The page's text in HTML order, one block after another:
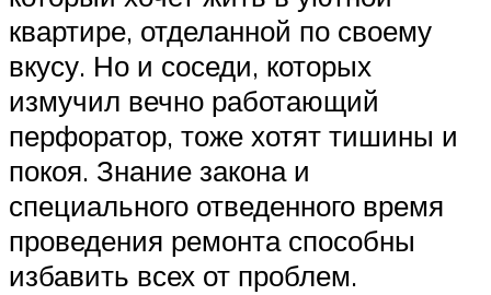
квартире, отделанной по своему
вкусу. Но и соседи, которых
измучил вечно работающий
перфоратор, тоже хотят тишины и
покоя. Знание закона и
специального отведенного время
проведения ремонта способны
избавить всех от проблем.